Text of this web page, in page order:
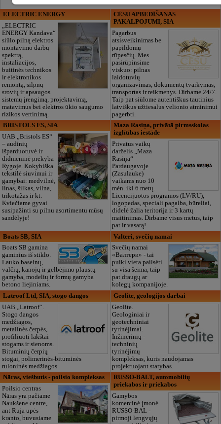
ELECTRIC ENERGY
„ELECTRIC
ENERGY Kandava“
siūlo pilną elektros
montavimo darbų
spektrą,
instaliacijos,
buitinės technikos
ir elektronikos
remontą, silpnų
srovių ir apsaugos
sistemų įrengimą, projektavimą,
matavimus bei elektros ūkio saugumo
rizikos vertinimą.
CĒSU APBEDĪŠANAS
PAKALPOJUMI, SIA
Pagarbus
atsisveikinimas be
papildomų
rūpesčių. Mes
pasirūpinsime
viskuo: pilnas
laidotuvių
organizavimas, dokumentų tvarkymas,
transportas ir reikmenys. Dirbame 24/7.
Taip pat siūlome autentiškus tautinius
latviškus užtiesalus velionio atminimui
pagerbti.
BRISTOLS ES, SIA
UAB „Bristols ES“
– audinių
išparduotuvė ir
didmeninė prekyba
Rygoje. Kokybiška
tekstilė siuvimui ir
gamybai: medvilnė,
linas, šilkas, vilna,
trikotažas ir kt.
Kviečiame gyvai
susipažinti su pilnu asortimentu mūsų
sandėlyje!
Maza Rasiņa, privātā pirmsskolas
izglītības iestāde
Privatus vaikų
darželis „Maza
Rasiņa“
Pardaugavoje
(Zasulauke)
vaikams nuo 10
mėn. iki 6 metų.
Licencijuotos programos (LV/RU),
logopedas, speciali pagalba, būreliai,
didelė žalia teritorija ir 3 kartų
maitinimas. Dirbame visus metus, taip
pat ir vasarą!
Boats SB, SIA
Boats SB gamina
gaminius iš stiklo.
Lauko baseinų,
valčių, kanojų ir gelbėjimo plaustų
gamyba, modelių ir formų gamyba
betono liejiniams.
Valteri, svečių namai
Svečių namai
«Валтери» - tai
puiki vieta pailsėti
su visa šeima, taip
pat draugų ar
kolegų kompanijoje.
Latroof Ltd, SIA, stogo dangos
UAB „Latroof“.
Stogo dangos
medžiagos,
metalinės čerpės,
profiliuoti lakštai
stogams ir sienoms.
Bituminių čerpių
stogai, polimerinės-bituminės
ruloninės medžiagos.
Geolite, geologijos darbai
Geolite.
Geologiniai ir
geotechniniai
tyrinėjimai.
Inžinerinių -
techninių
tyrinėjimų
kompleksas, kuris naudojamas
projektuojant statybas.
Nāras, viešbutis - poilsio kompleksas
Poilsio centras
Nāras yra pačiame
Naukšene centre,
ant Ruja upės
kranto, buvusiame
RUSSO-BALT, automobilių
priekabos ir priekabos
Gamybos
komercinė įmonė
RUSSO-BAL -
pirmoji lengvųjų